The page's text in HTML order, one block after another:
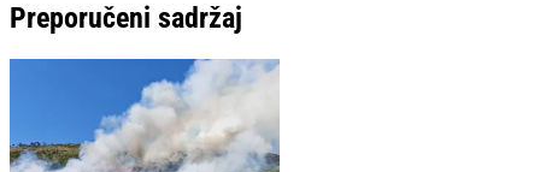
Preporučeni sadržaj